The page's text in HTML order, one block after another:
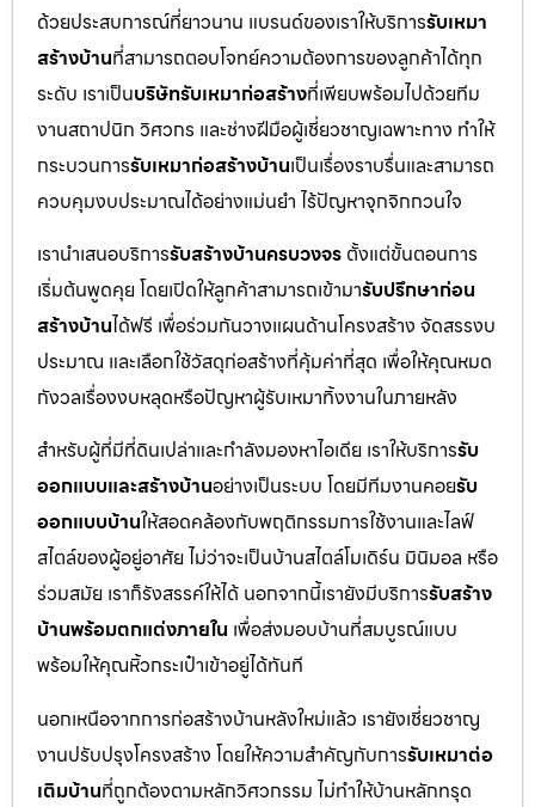
ด้วยประสบการณ์ที่ยาวนาน แบรนด์ของเราให้บริการรับเหมา
สร้างบ้านที่สามารถตอบโจทย์ความต้องการของลูกค้าได้ทุก
ระดับ เราเป็นบริษัทรับเหมาก่อสร้างที่เพียบพร้อมไปด้วยทีม
งานสถาปนิก วิศวกร และช่างฝีมือผู้เชี่ยวชาญเฉพาะทาง ทำให้
กระบวนการรับเหมาก่อสร้างบ้านเป็นเรื่องราบรื่นและสามารถ
ควบคุมงบประมาณได้อย่างแม่นยำ ไร้ปัญหาจุกจิกกวนใจ
เรานำเสนอบริการรับสร้างบ้านครบวงจร ตั้งแต่ขั้นตอนการ
เริ่มต้นพูดคุย โดยเปิดให้ลูกค้าสามารถเข้ามารับปรึกษาก่อน
สร้างบ้านได้ฟรี เพื่อร่วมกันวางแผนด้านโครงสร้าง จัดสรรงบ
ประมาณ และเลือกใช้วัสดุก่อสร้างที่คุ้มค่าที่สุด เพื่อให้คุณหมด
กังวลเรื่องงบหลุดหรือปัญหาผู้รับเหมาทิ้งงานในภายหลัง
สำหรับผู้ที่มีที่ดินเปล่าและกำลังมองหาไอเดีย เราให้บริการรับ
ออกแบบและสร้างบ้านอย่างเป็นระบบ โดยมีทีมงานคอยรับ
ออกแบบบ้านให้สอดคล้องกับพฤติกรรมการใช้งานและไลฟ์
สไตล์ของผู้อยู่อาศัย ไม่ว่าจะเป็นบ้านสไตล์โมเดิร์น มินิมอล หรือ
ร่วมสมัย เราก็รังสรรค์ให้ได้ นอกจากนี้เรายังมีบริการรับสร้าง
บ้านพร้อมตกแต่งภายใน เพื่อส่งมอบบ้านที่สมบูรณ์แบบ
พร้อมให้คุณหิ้วกระเป๋าเข้าอยู่ได้ทันที
นอกเหนือจากการก่อสร้างบ้านหลังใหม่แล้ว เรายังเชี่ยวชาญ
งานปรับปรุงโครงสร้าง โดยให้ความสำคัญกับการรับเหมาต่อ
เติมบ้านที่ถูกต้องตามหลักวิศวกรรม ไม่ทำให้บ้านหลักทรุด